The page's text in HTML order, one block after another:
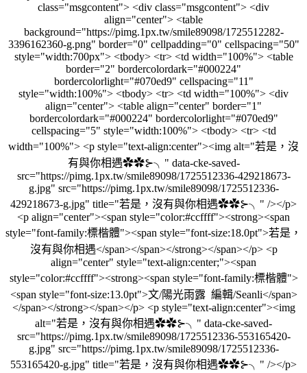
class="msgcontent"> <div class="msgcontent"> <div
align="center"> <table
background="https://pimg.1px.tw/smile89098/1725512282-
3396162360-g.png" border="0" cellpadding="0" cellspacing="50"
style="width:700px"> <tbody> <tr> <td width="100%"> <table
border="2" bordercolordark="#000224"
bordercolorlight="#070ed9" cellspacing="11"
style="width:100%"> <tbody> <tr> <td width="100%"> <div
align="center"> <table align="center" border="1"
bordercolordark="#000224" bordercolorlight="#070ed9"
cellspacing="5" style="width:100%"> <tbody> <tr> <td
width="100%"> <p style="text-align:center"><img alt="若是，沒
有與你相遇✿✿⊱╮" data-cke-saved-
src="https://pimg.1px.tw/smile89098/1725512336-429218673-
g.jpg" src="https://pimg.1px.tw/smile89098/1725512336-
429218673-g.jpg" title="若是，沒有與你相遇✿✿⊱╮" /></p>
<p align="center"><span style="color:#ccffff"><strong><span
style="font-family:標楷體"><span style="font-size:18.0pt">若是，
沒有與你相遇</span></span></strong></span></p> <p
align="center" style="text-align:center;"><span
style="color:#ccffff"><strong><span style="font-family:標楷體">
<span style="font-size:13.0pt">文/陽光雨露 編輯/Seanli</span>
</span></strong></span></p> <p style="text-align:center"><img
alt="若是，沒有與你相遇✿✿⊱╮" data-cke-saved-
src="https://pimg.1px.tw/smile89098/1725512336-553165420-
g.jpg" src="https://pimg.1px.tw/smile89098/1725512336-
553165420-g.jpg" title="若是，沒有與你相遇✿✿⊱╮" /></p>